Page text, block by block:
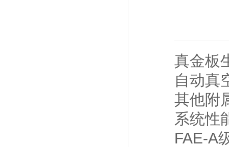
真金板
自动真
其他附
系统性
FAE-A